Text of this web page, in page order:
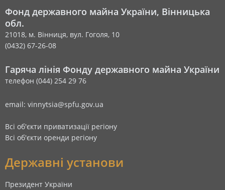
Фонд державного майна України, Вінницька
обл.
21018, м. Вінниця, вул. Гоголя, 10
(0432) 67-26-08
Гаряча лінія Фонду державного майна України
телефон (044) 254 29 76
email: vinnytsia@spfu.gov.ua
Всі об'єкти приватизації регіону
Всі об'єкти оренди регіону
Державні установи
Президент України